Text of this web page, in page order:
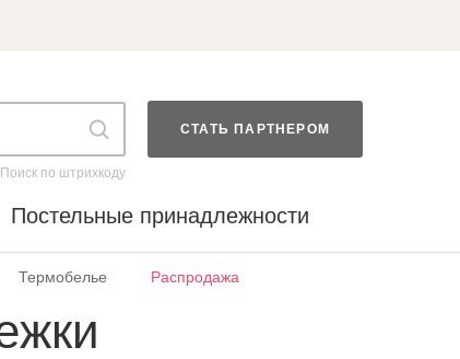
Поиск по штрихкоду
СТАТЬ ПАРТНЕРОМ
Постельные принадлежности
Термобелье Распродажа